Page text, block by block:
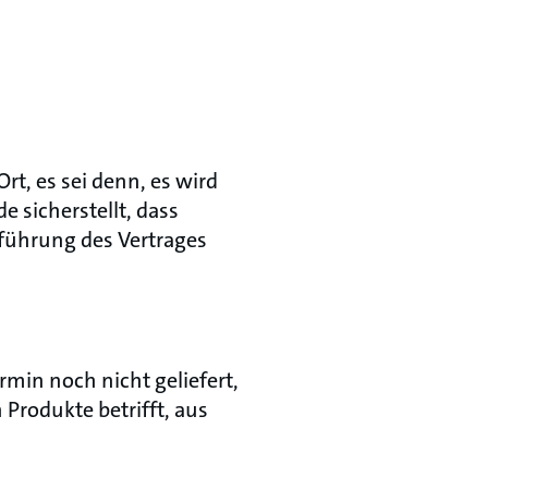
es sei denn, es wird
sicherstellt, dass
des Vertrages
noch nicht geliefert,
Produkte betrifft, aus